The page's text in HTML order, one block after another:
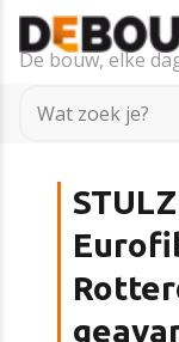
De bouw, elke